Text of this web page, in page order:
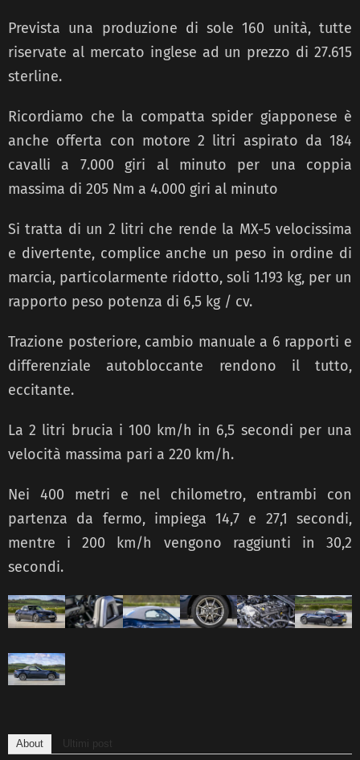
Prevista una produzione di sole 160 unità, tutte
riservate al mercato inglese ad un prezzo di 27.615
sterline.
Ricordiamo che la compatta spider giapponese è
anche offerta con motore 2 litri aspirato da 184
cavalli a 7.000 giri al minuto per una coppia
massima di 205 Nm a 4.000 giri al minuto
Si tratta di un 2 litri che rende la MX-5 velocissima
e divertente, complice anche un peso in ordine di
marcia, particolarmente ridotto, soli 1.193 kg, per un
rapporto peso potenza di 6,5 kg / cv.
Trazione posteriore, cambio manuale a 6 rapporti e
differenziale autobloccante rendono il tutto,
eccitante.
La 2 litri brucia i 100 km/h in 6,5 secondi per una
velocità massima pari a 220 km/h.
Nei 400 metri e nel chilometro, entrambi con
partenza da fermo, impiega 14,7 e 27,1 secondi,
mentre i 200 km/h vengono raggiunti in 30,2
secondi.
About Ultimi post